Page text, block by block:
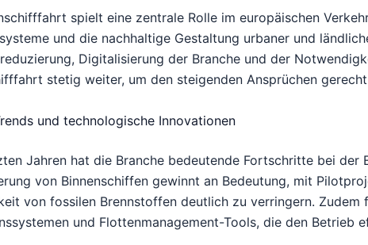
spielt eine zentrale Rolle im europäischen
und die nachhaltige Gestaltung urbaner und
Digitalisierung der Branche und der
stetig weiter, um den steigenden Ansprüchen
und technologische Innovationen
Jahren hat die Branche bedeutende Fortschritte bei
von Binnenschiffen gewinnt an Bedeutung, mit
von fossilen Brennstoffen deutlich zu verringern.
und Flottenmanagement-Tools, die den Betrieb